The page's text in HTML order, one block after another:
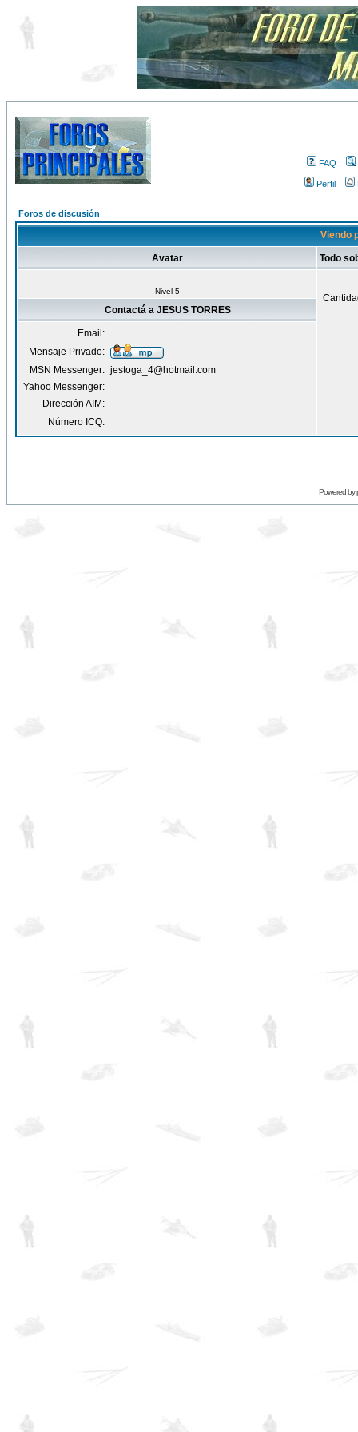
FAQ
Perfil
Foros de discusión
Viendo
Avatar Todo
Nivel 5
Contactá a JESUS TORRES
Email:
Mensaje Privado:
MSN Messenger: jestoga_4@hotmail.com
Yahoo Messenger:
Dirección AIM:
Número ICQ:
Powered by